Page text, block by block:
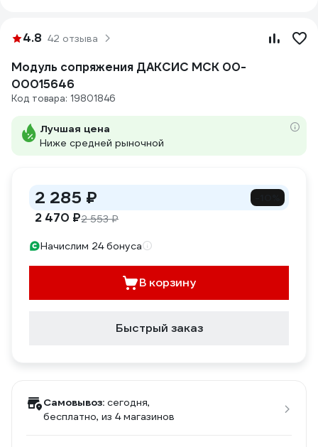
4.8 42 отзыва
Модуль сопряжения ДАКСИС МСК 00-
00015646
Код товара: 19801846
Лучшая цена
Ниже средней рыночной
2 285 ₽
2 470 ₽2 553 ₽
Начислим 24 бонуса
В корзину
Быстрый заказ
Самовывоз: сегодня,
бесплатно, из 4 магазинов